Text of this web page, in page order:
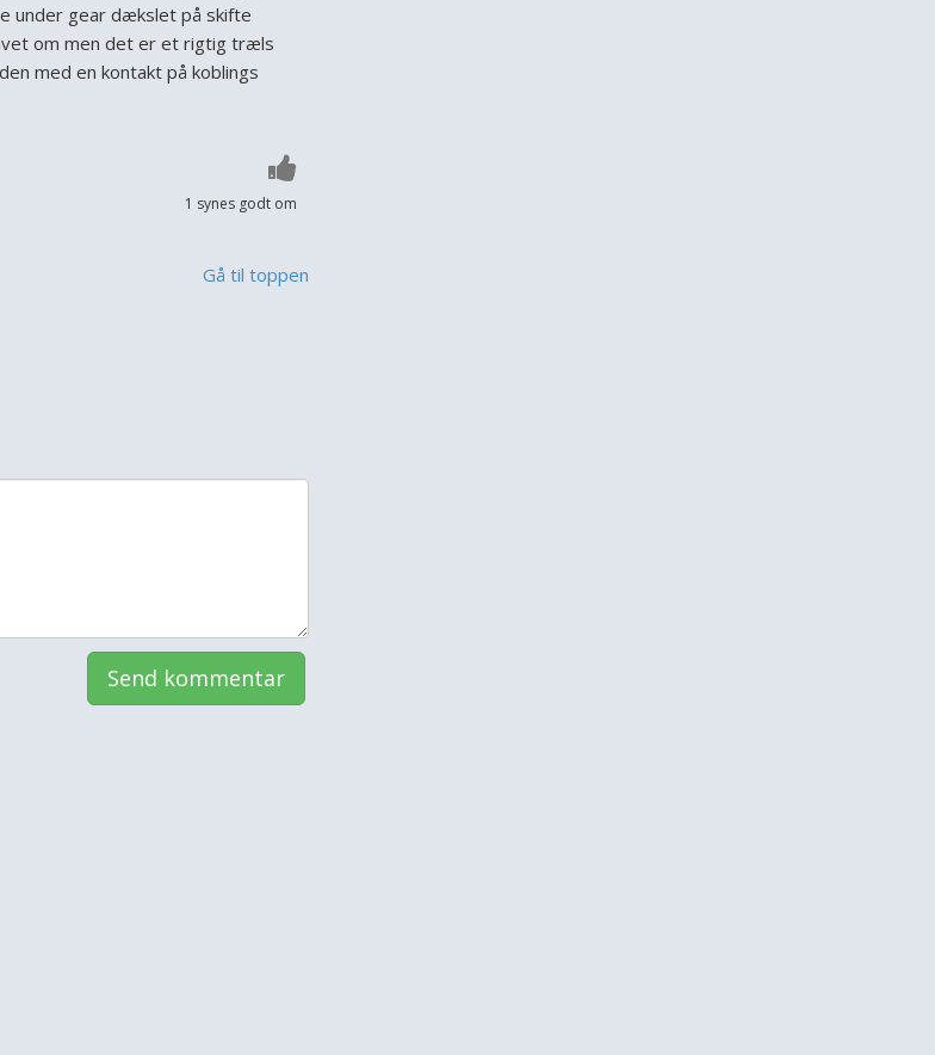
under gear dækslet på skifte
om men det er et rigtig træls
med en kontakt på koblings
1 synes godt om
Gå til toppen
Send kommentar